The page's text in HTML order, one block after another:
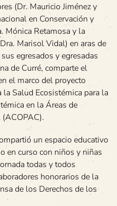
(Dr. Mauricio Jiménez y
en Conservación y
Mónica Retamosa y la
Marisol Vidal) en aras de
egresados y egresadas
de Curré, comparte el
el marco del proyecto
Salud Ecosistémica para la
en la Áreas de
(ACOPAC).
un espacio educativo
en curso con niños y niñas
todas y todos
honorarios de la
de los Derechos de los